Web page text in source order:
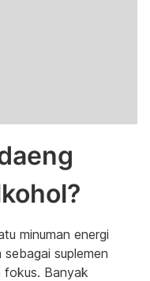
minuman energi
suplemen
fokus. Banyak